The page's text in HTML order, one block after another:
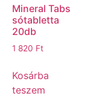
Mineral Tabs
sótabletta
20db
1 820 Ft
Kosárba
teszem